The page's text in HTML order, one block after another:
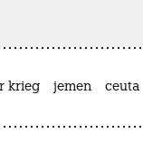
krieg jemen ceuta